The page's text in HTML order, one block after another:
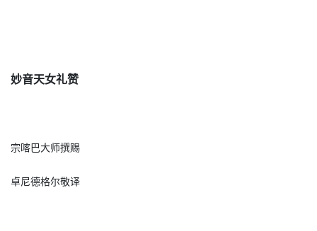
妙音天女礼赞
宗喀巴大师撰赐
卓尼德格尔敬译